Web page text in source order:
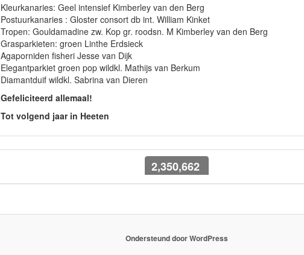
Kleurkanaries: Geel intensief Kimberley van den Berg
Postuurkanaries : Gloster consort db int. William Kinket
Tropen: Gouldamadine zw. Kop gr. roodsn. M Kimberley van den Berg
Grasparkieten: groen Linthe Erdsieck
Agaporniden fisheri Jesse van Dijk
Elegantparkiet groen pop wildkl. Mathijs van Berkum
Diamantduif wildkl. Sabrina van Dieren
Gefeliciteerd allemaal!
Tot volgend jaar in Heeten
2,350,662
2,350,662
Ondersteund door WordPress